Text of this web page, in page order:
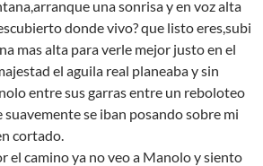
una sonrisa y en voz alta
donde vivo? que listo eres,subi
mas alta para verle mejor justo en el
el aguila real planeaba y sin
entre sus garras entre un reboloteo
suavemente se iban posando sobre mi
cortado.
el camino ya no veo a Manolo y siento